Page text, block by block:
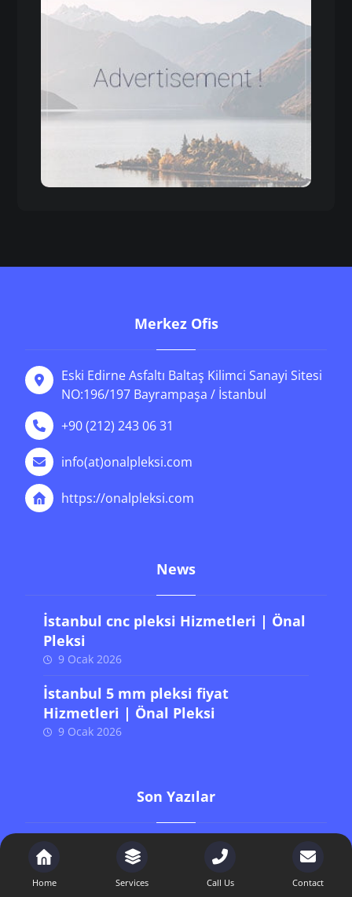
Merkez Ofis
Eski Edirne Asfaltı Baltaş Kilimci Sanayi Sitesi
NO:196/197 Bayrampaşa / İstanbul
+90 (212) 243 06 31
info(at)onalpleksi.com
https://onalpleksi.com
News
İstanbul cnc pleksi Hizmetleri | Önal
Pleksi
9 Ocak 2026
İstanbul 5 mm pleksi fiyat
Hizmetleri | Önal Pleksi
9 Ocak 2026
Son Yazılar
İstanbul cnc pleksi Hizmetleri | Önal Pleksi
İstanbul 5 mm pleksi fiyat Hizmetleri | Önal Pleksi
İstanbul pleksi gözlük standı Hizmetleri | Önal
Home Services Call Us Contact